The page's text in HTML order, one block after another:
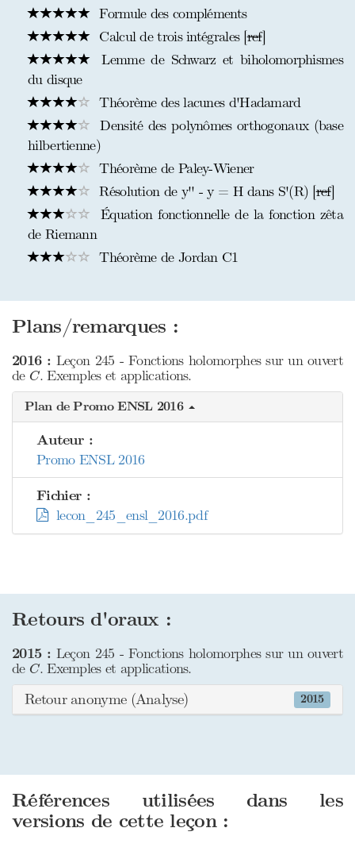
Formule des compléments
Calcul de trois intégrales [ref]
Lemme de Schwarz et biholomorphismes
du disque
Théorème des lacunes d'Hadamard
Densité des polynômes orthogonaux (base
hilbertienne)
Théorème de Paley-Wiener
Résolution de y'' - y = H dans S'(R) [ref]
Équation fonctionnelle de la fonction zêta
de Riemann
Théorème de Jordan C1
Plans/remarques :
2016 : Leçon 245 - Fonctions holomorphes sur un ouvert
de C
C. Exemples et applications.
Plan de Promo ENSL 2016
Auteur :
Promo ENSL 2016
Fichier :
lecon_245_ensl_2016.pdf
Retours d'oraux :
2015 : Leçon 245 - Fonctions holomorphes sur un ouvert
de C
C. Exemples et applications.
2015
Retour anonyme (Analyse)
Références utilisées dans les
versions de cette leçon :